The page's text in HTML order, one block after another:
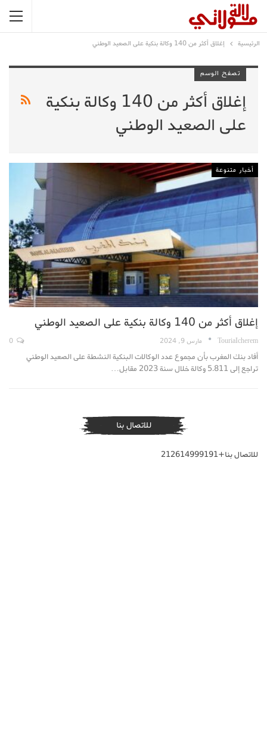
الرئيسية إغلاق أكثر من 140 وكالة بنكية على الصعيد الوطني
تصفح الوسم
إغلاق أكثر من 140 وكالة بنكية
على الصعيد الوطني
أخبار متنوعة
إغلاق أكثر من 140 وكالة بنكية على الصعيد الوطني
TouriaIcherem مارس 9, 2024
أفاد بنك المغرب بأن مجموع عدد الوكالات البنكية النشطة على الصعيد الوطني
تراجع إلى 5.811 وكالة خلال سنة 2023 مقابل…
للاتصال بنا
للاتصال بنا+212614999191